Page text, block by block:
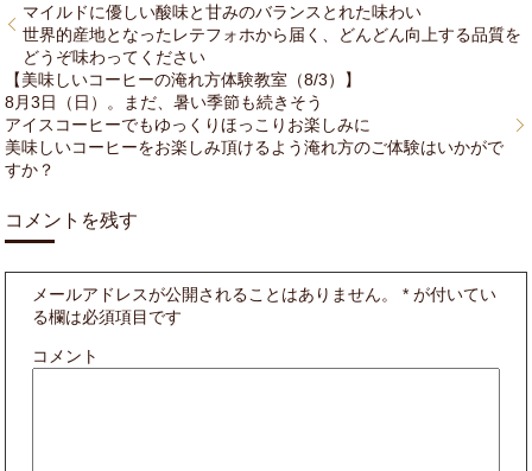
マイルドに優しい酸味と甘みのバランスとれた味わい
世界的産地となったレテフォホから届く、どんどん向上する品質を
どうぞ味わってください
【美味しいコーヒーの淹れ方体験教室（8/3）】
8月3日（日）。まだ、暑い季節も続きそう
アイスコーヒーでもゆっくりほっこりお楽しみに
美味しいコーヒーをお楽しみ頂けるよう淹れ方のご体験はいかがで
すか？
コメントを残す
メールアドレスが公開されることはありません。 * が付いてい
る欄は必須項目です
コメント